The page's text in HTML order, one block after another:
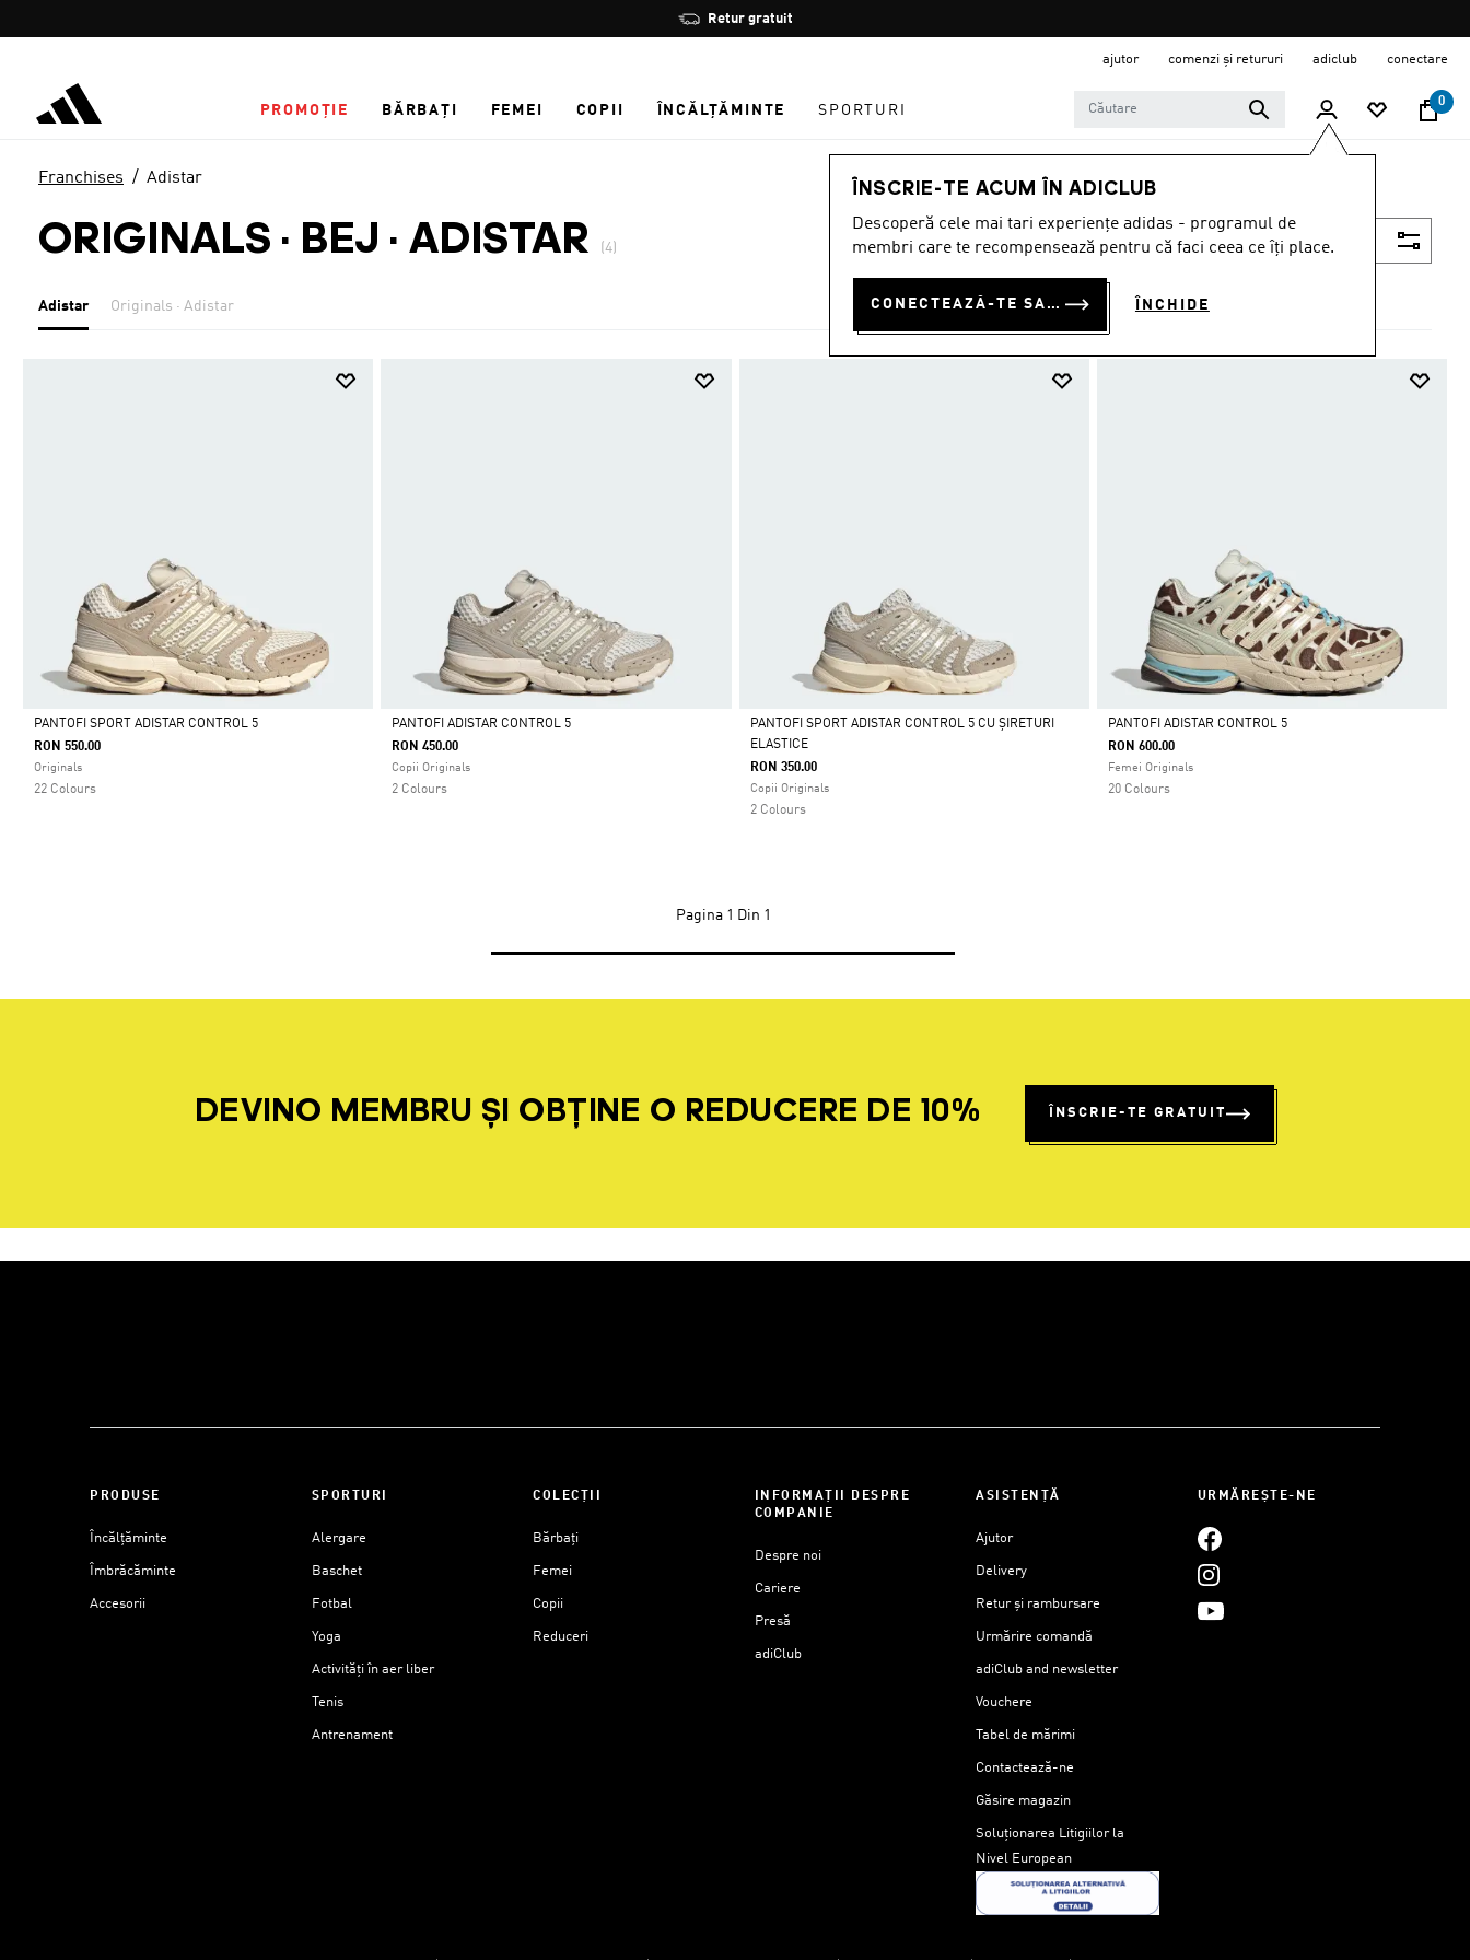
Oprește
rotația
Retur gratuit
ajutor comenzi și retururi adiclub conectare
PROMOȚIE BĂRBAȚI FEMEI COPII ÎNCĂLȚĂMINTE SPORTURI
0
ÎNSCRIE-TE ACUM ÎN ADICLUB
Descoperă cele mai tari experiențe adidas - programul de
membri care te recompensează pentru că faci ceea ce îți place.
CONECTEAZĂ-TE SAU ÎNSCRIE-TE ACUM ÎNCHIDE
Franchises Adistar
ORIGINALS · BEJ · ADISTAR (4) Filtrează
Adistar Originals · Adistar
Da
PANTOFI SPORT ADISTAR CONTROL 5
RON 550.00
Originals
22 Colours
Da
PANTOFI ADISTAR CONTROL 5
RON 450.00
Copii Originals
2 Colours
Da
PANTOFI SPORT ADISTAR CONTROL 5 CU ȘIRETURI
ELASTICE
RON 350.00
Copii Originals
2 Colours
Da
PANTOFI ADISTAR CONTROL 5
RON 600.00
Femei Originals
20 Colours
Pagina 1 Din 1
DEVINO MEMBRU ȘI OBȚINE O REDUCERE DE 10% ÎNSCRIE-TE GRATUIT
PRODUSE
Încălțăminte
Îmbrăcăminte
Accesorii
SPORTURI
Alergare
Baschet
Fotbal
Yoga
Activități în aer liber
Tenis
Antrenament
COLECȚII
Bărbați
Femei
Copii
Reduceri
INFORMAȚII DESPRE
COMPANIE
Despre noi
Cariere
Presă
adiClub
ASISTENȚĂ
Ajutor
Delivery
Retur și rambursare
Urmărire comandă
adiClub and newsletter
Vouchere
Tabel de mărimi
Contactează-ne
Găsire magazin
Soluționarea Litigiilor la
Nivel European
URMĂREȘTE-NE